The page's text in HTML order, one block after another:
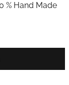
% Hand Made